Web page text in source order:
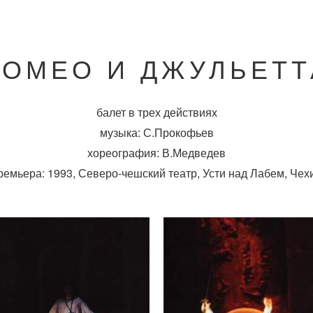
И
балет в трех действиях
музыка: С.Прокофьев
хореография: В.Медведев
1993, Северо-чешский театр, Усти над Лабем,